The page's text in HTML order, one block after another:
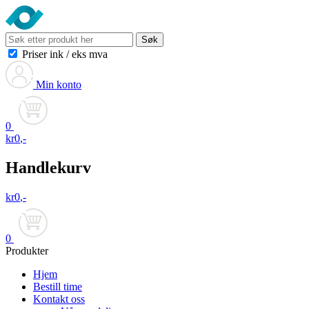
Søk
Priser ink / eks mva
Min konto
0
kr0,-
Handlekurv
kr0,-
0
Produkter
Hjem
Bestill time
Kontakt oss